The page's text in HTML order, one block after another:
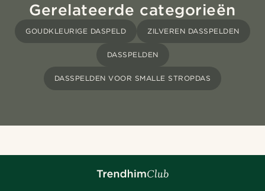
Gerelateerde categorieën
GOUDKLEURIGE DASPELD ZILVEREN DASSPELDEN
DASSPELDEN
DASSPELDEN VOOR SMALLE STROPDAS